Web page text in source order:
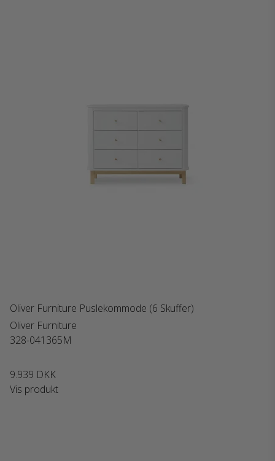
Oliver Furniture Puslekommode (6 Skuffer)
Oliver Furniture
328-041365M
9.939 DKK
Vis produkt